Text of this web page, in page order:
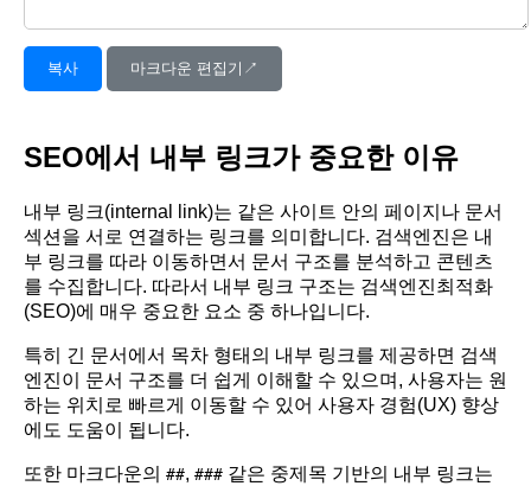
복사 마크다운 편집기↗︎
SEO에서 내부 링크가 중요한 이유
내부 링크(internal link)는 같은 사이트 안의 페이지나 문서
섹션을 서로 연결하는 링크를 의미합니다. 검색엔진은 내
부 링크를 따라 이동하면서 문서 구조를 분석하고 콘텐츠
를 수집합니다. 따라서 내부 링크 구조는 검색엔진최적화
(SEO)에 매우 중요한 요소 중 하나입니다.
특히 긴 문서에서 목차 형태의 내부 링크를 제공하면 검색
엔진이 문서 구조를 더 쉽게 이해할 수 있으며, 사용자는 원
하는 위치로 빠르게 이동할 수 있어 사용자 경험(UX) 향상
에도 도움이 됩니다.
또한 마크다운의 ##, ### 같은 중제목 기반의 내부 링크는